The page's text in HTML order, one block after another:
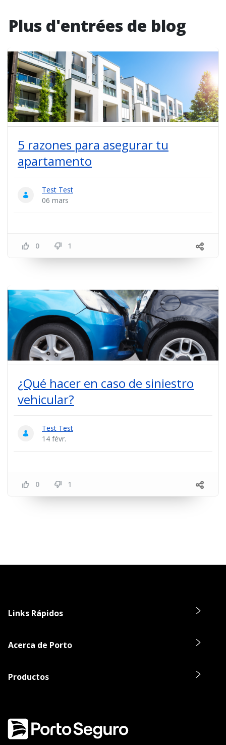
Plus d'entrées de blog
5 razones para asegurar tu
apartamento
Test Test
06 mars
0 1
¿Qué hacer en caso de siniestro
vehicular?
Test Test
14 févr.
0 1
Links Rápidos
Acerca de Porto
Productos